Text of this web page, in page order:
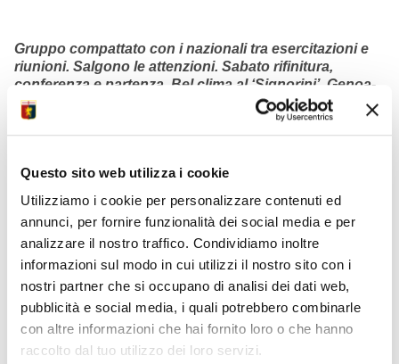
Questo sito web utilizza i cookie
Utilizziamo i cookie per personalizzare contenuti ed
annunci, per fornire funzionalità dei social media e per
analizzare il nostro traffico. Condividiamo inoltre
informazioni sul modo in cui utilizzi il nostro sito con i
nostri partner che si occupano di analisi dei dati web,
pubblicità e social media, i quali potrebbero combinarle
con altre informazioni che hai fornito loro o che hanno
raccolto dal tuo utilizzo dei loro servizi.
Gruppo compattato con i nazionali tra esercitazioni e
riunioni. Salgono le attenzioni. Sabato rifinitura,
conferenza e partenza. Bel clima al ‘Signorini’. Genoa-
Empoli: calda la prevendita a prezzi scontati. Sprint
Black Friday nei punti vendita ufficiali aperti nel fine
settimana, in attesa del Cyber Monday di lunedì sul
Women nella tana della Pavia Academy.